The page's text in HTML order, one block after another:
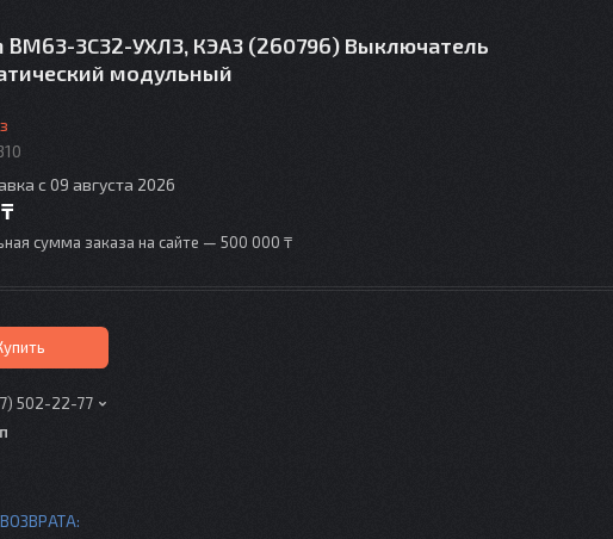
BM63-3C32-УХЛ3, КЭАЗ (260796) Выключатель
модульный
с 09 августа 2026
сумма заказа на сайте — 500 000 ₸
502-22-77